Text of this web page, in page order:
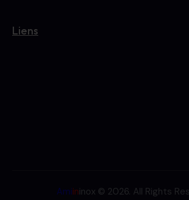
Liens
Amiininox© 2026. All Rights